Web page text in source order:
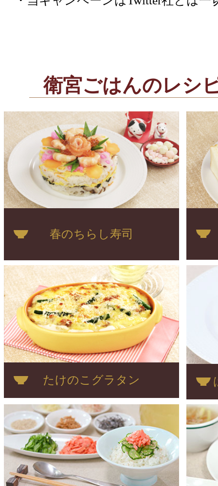
ボールに、出汁と醤油と砂
料・小松菜・にんじん・油
く混ぜたら完成
わかめ・豆腐・長ネギを食
おく。
鍋に出汁・わかめ・豆腐を
を加え、味をみてOKなら長
前まで加熱したら完成！
※味噌汁は沸騰すると香り
で沸騰させない
今回のレシピは第十二
衛宮ごはんのレシ
春のちらし寿司
たけのこグラタン